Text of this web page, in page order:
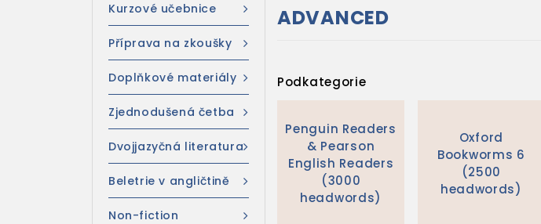
Kurzové učebnice
Příprava na zkoušky
Doplňkové materiály
Zjednodušená četba
Dvojjazyčná literatura
Beletrie v angličtině
Non-fiction
ADVANCED
Podkategorie
Penguin Readers
& Pearson
English Readers
(3000
headwords)
Oxford
Bookworms 6
(2500
headwords)